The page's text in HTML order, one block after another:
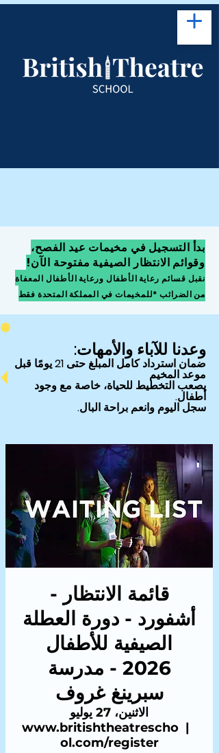
بدأ التسجيل في مخيمات عيد الفصح،
وقوائم الانتظار الصيفية مفتوحة الآن!
نقبل قسائم رعاية الأطفال ورعاية الأطفال المعفاة
من الضرائب *للمخيمات في المملكة المتحدة فقط
وعدنا للآباء والأمهات:
ضمان استرداد كامل المبلغ حتى 21 يومًا قبل
موعد المخيم
يصعب التخطيط للحياة، خاصة مع وجود
أطفال.
سجل اليوم وانعم براحة البال.
قائمة الانتظار -
أشفورد - دورة العطلة
الصيفية للأطفال
2026 - مدرسة
سبرينغ غروف
الاثنين، 27 يوليو
  |
www.britishtheatrescho
ol.com/register